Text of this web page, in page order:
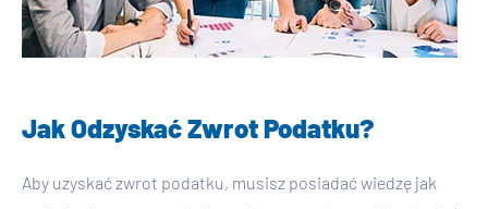
Jak Odzyskać Zwrot Podatku?
Aby uzyskać zwrot podatku, musisz posiadać wiedzę jak